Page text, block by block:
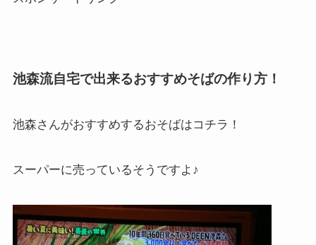
池森流自宅で出来るおすすめそばの作り方！
池森さんがおすすめするおそばはコチラ！
スーパーに売っているそうですよ♪